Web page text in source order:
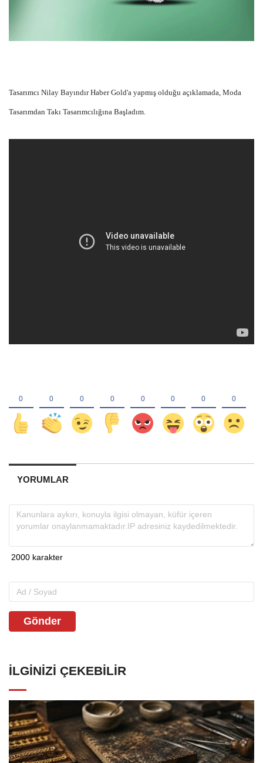
Tasarımcı Nilay Bayındır Haber Gold'a yapmış olduğu açıklamada, Moda
Tasarımdan Takı Tasarımcılığına Başladım.
YORUMLAR
Gönder
İLGINIZI ÇEKEBILIR